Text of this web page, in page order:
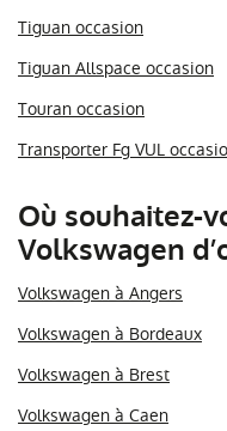
Tiguan occasion
Tiguan Allspace occasion
Touran occasion
Transporter Fg VUL
Où souhaitez-
Volkswagen
Volkswagen à Angers
Volkswagen à Bordeaux
Volkswagen à Brest
Volkswagen à Caen